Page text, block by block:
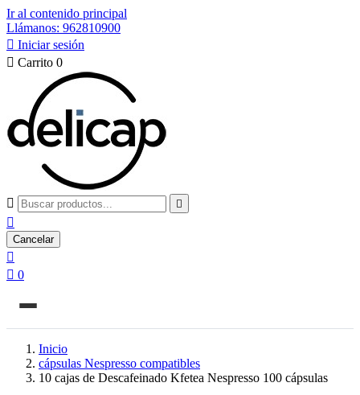
Ir al contenido principal
Llámanos: 962810900
 Iniciar sesión
 Carrito 0
 

Cancelar

 0
Inicio
cápsulas Nespresso compatibles
10 cajas de Descafeinado Kfetea Nespresso 100 cápsulas